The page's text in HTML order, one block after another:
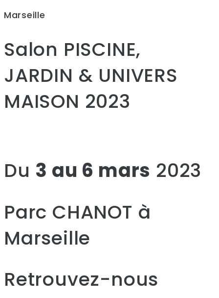
Marseille
Salon PISCINE,
JARDIN & UNIVERS
MAISON 2023
Du 3 au 6 mars 2023
Parc CHANOT à
Marseille
Retrouvez-nous